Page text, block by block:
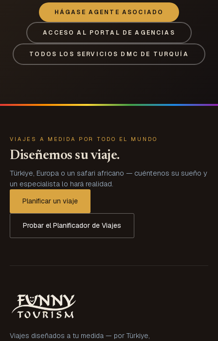
HÁGASE AGENTE ASOCIADO
ACCESO AL PORTAL DE AGENCIAS
TODOS LOS SERVICIOS DMC DE TURQUÍA
VIAJES A MEDIDA POR TODO EL MUNDO
Diseñemos su viaje.
Türkiye, Europa o un safari africano — cuéntenos su sueño y
un especialista lo hará realidad.
Planificar un viaje
Probar el Planificador de Viajes
Viajes diseñados a tu medida — por Türkiye,